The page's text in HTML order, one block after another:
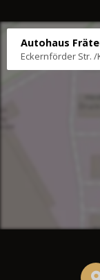
Autohaus
Eckernförder Str. /